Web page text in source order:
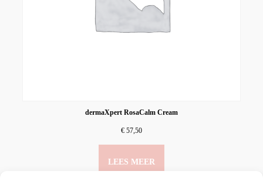
dermaXpert RosaCalm Cream
€ 57,50
LEES MEER